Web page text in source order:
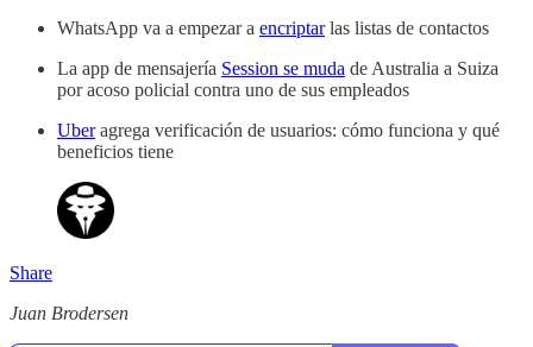
WhatsApp va a empezar a encriptarlas listas de contactos
La app de mensajería Session se muda de Australia a Suiza
por acoso policial contra uno de sus empleados
Uberagrega verificación de usuarios: cómo funciona y qué
beneficios tiene
Share
Juan Brodersen